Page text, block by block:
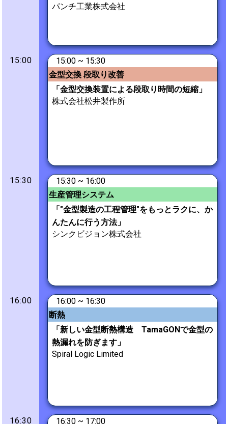
15:00
15:30
16:00
16:30
パンチ工業株式会社
15:00 ~ 15:30
金型交換 段取り改善
「金型交換装置による段取り時間の短縮」
株式会社松井製作所
15:30 ~ 16:00
生産管理システム
「"金型製造の工程管理"をもっとラクに、か
んたんに行う方法」
シンクビジョン株式会社
16:00 ~ 16:30
断熱
「新しい金型断熱構造 TamaGONで金型の
熱漏れを防ぎます」
Spiral Logic Limited
16:30 ~ 17:00